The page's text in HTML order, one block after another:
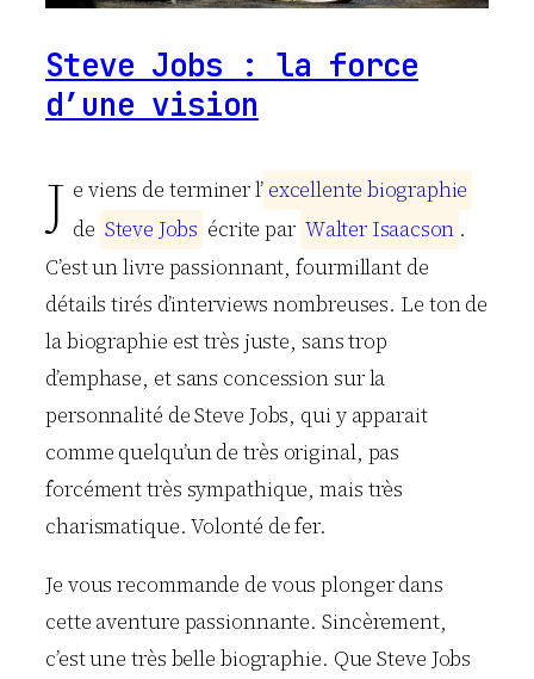
Steve Jobs : la force
d’une vision
J e viens de terminer l’ excellente biographie
de Steve Jobs écrite par Walter Isaacson .
C’est un livre passionnant, fourmillant de
détails tirés d’interviews nombreuses. Le ton de
la biographie est très juste, sans trop
d’emphase, et sans concession sur la
personnalité de Steve Jobs, qui y apparait
comme quelqu’un de très original, pas
forcément très sympathique, mais très
charismatique. Volonté de fer.
Je vous recommande de vous plonger dans
cette aventure passionnante. Sincèrement,
c’est une très belle biographie. Que Steve Jobs